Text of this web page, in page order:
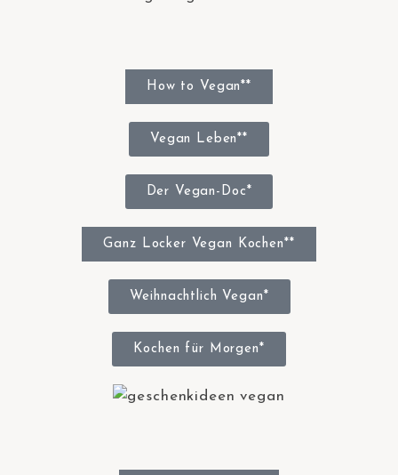
How to Vegan**
Vegan Leben**
Der Vegan-Doc*
Ganz Locker Vegan Kochen**
Weihnachtlich Vegan*
Kochen für Morgen*